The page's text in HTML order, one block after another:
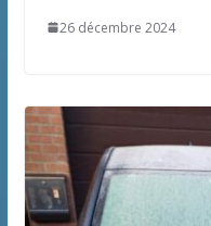
26 décembre 2024